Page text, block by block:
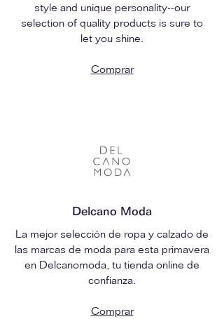
style and unique personality--our
selection of quality products is sure to
let you shine.
Comprar
Delcano Moda
La mejor selección de ropa y calzado de
las marcas de moda para esta primavera
en Delcanomoda, tu tienda online de
confianza.
Comprar